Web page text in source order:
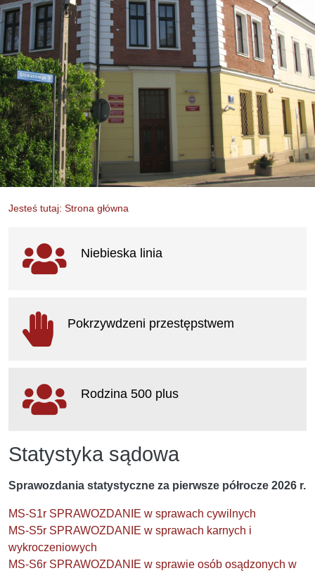
Jesteś tutaj: Strona główna
Statystyka sądowa
Sprawozdania statystyczne za pierwsze półrocze 2026 r.
MS-S1r SPRAWOZDANIE w sprawach cywilnych
MS-S5r SPRAWOZDANIE w sprawach karnych i
wykroczeniowych
MS-S6r SPRAWOZDANIE w sprawie osób osądzonych w
Ważne linki
Niebieska linia
Pokrzywdzeni przestępstwem
Rodzina 500 plus